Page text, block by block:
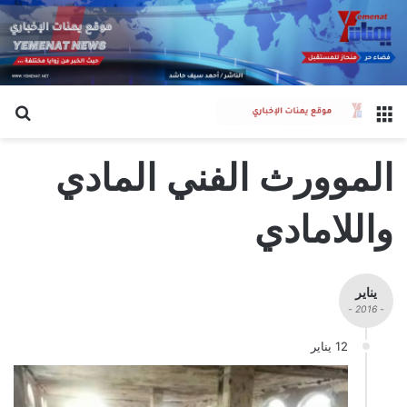
القائمة
الموورث الفني المادي
واللامادي
يناير
- 2016 -
12 يناير